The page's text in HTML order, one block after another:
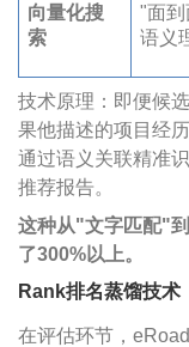
向量化搜
索
"面到
语义
技术原理：即便候
果他描述的项目经
通过语义关联精准
推荐报告。
这种从"文字匹配"
了300%以上。
Rank排名蒸馏技术
在评估环节，